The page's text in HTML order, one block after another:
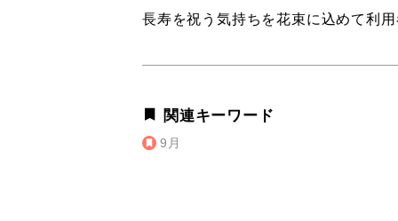
長寿を祝う気持ちを花束に込めて利
関連キーワード
9月